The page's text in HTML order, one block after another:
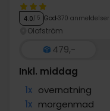
4.0/ 5 God 370 anmeldelser
Olofström
479,-
Inkl. middag
1x overnatning
1x morgenmad